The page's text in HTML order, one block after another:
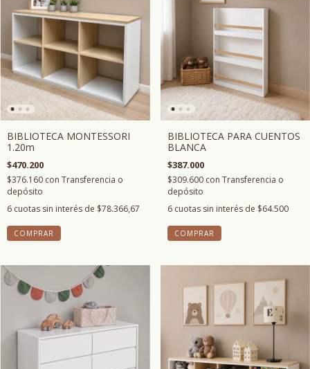
BIBLIOTECA MONTESSORI
1.20m
$470.200
$376.160 con Transferencia o
depósito
6 cuotas sin interés de $78.366,67
COMPRAR
BIBLIOTECA PARA CUENTOS
BLANCA
$387.000
$309.600 con Transferencia o
depósito
6 cuotas sin interés de $64.500
COMPRAR